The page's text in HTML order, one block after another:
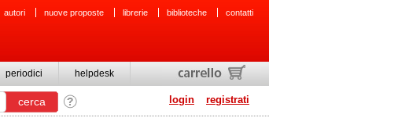
autori nuove proposte librerie biblioteche contatti
periodici helpdesk
login registrati